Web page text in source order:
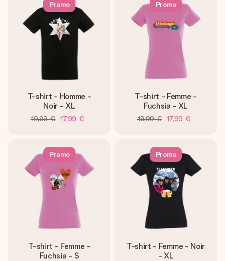
Promo
T-shirt - Homme -
Noir - XL
19,99 € 17,99 €
Promo
T-shirt - Femme -
Fuchsia - XL
19,99 € 17,99 €
Promo
T-shirt - Femme -
Fuchsia - S
Promo
T-shirt - Femme - Noir
- XL